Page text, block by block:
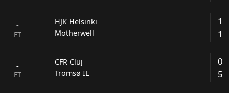
-
-
FT
HJK Helsinki
Motherwell
1
1
-
-
FT
CFR Cluj
Tromsø IL
0
5